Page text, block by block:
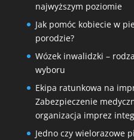
najwyższym poziomie
Jak pomóc kobiecie w
porodzie?
Wózek inwalidzki –
wyboru
Ekipa ratunkowa na
Zabezpieczenie
organizacja imprez
Jedno czy wielorazowe